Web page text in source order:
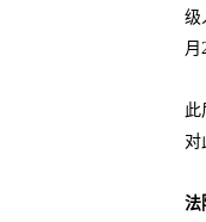
级
此
对
法